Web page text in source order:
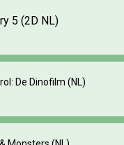
5 (2D NL)
De Dinofilm (NL)